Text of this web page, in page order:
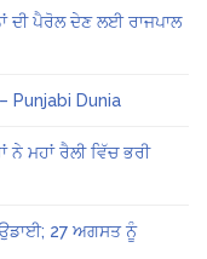
ਦੀ ਪੈਰੋਲ ਦੇਣ ਲਈ ਰਾਜਪਾਲ
Punjabi Dunia
ਮਹਾਂ ਰੈਲੀ ਵਿੱਚ ਭਰੀ
ਉਡਾਈ; 27 ਅਗਸਤ ਨੂੰ